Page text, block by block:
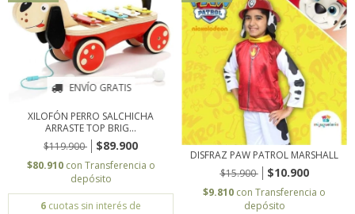
ENVÍO GRATIS
XILOFÓN PERRO SALCHICHA
ARRASTE TOP BRIG...
$119.900
$89.900
$80.910 con Transferencia o
depósito
6 cuotas sin interés de
DISFRAZ PAW PATROL MARSHALL
$15.900
$10.900
$9.810 con Transferencia o
depósito